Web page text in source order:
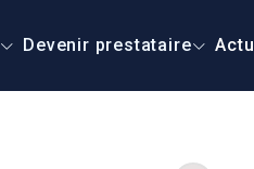
Devenir prestataire